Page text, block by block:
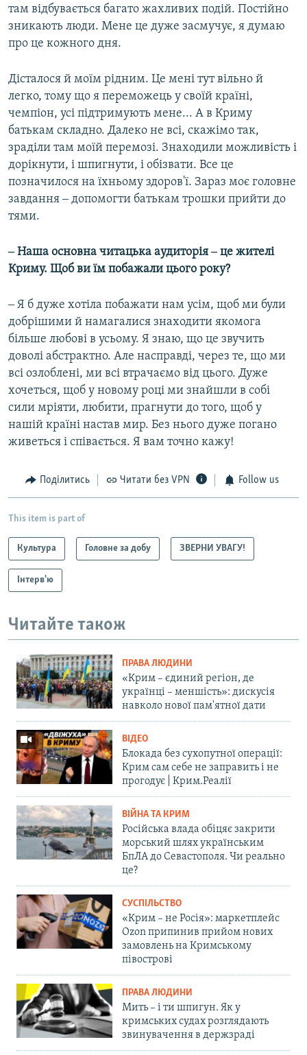
там відбувається багато жахливих подій. Постійно
зникають люди. Мене це дуже засмучує, я думаю
про це кожного дня.
Дісталося й моїм рідним. Це мені тут вільно й
легко, тому що я переможець у своїй країні,
чемпіон, усі підтримують мене... А в Криму
батькам складно. Далеко не всі, скажімо так,
зраділи там моїй перемозі. Знаходили можливість і
дорікнути, і шпигнути, і обізвати. Все це
позначилося на їхньому здоров'ї. Зараз моє головне
завдання ‒ допомогти батькам трошки прийти до
тями.
‒ Наша основна читацька аудиторія ‒ це жителі
Криму. Щоб ви їм побажали цього року?
‒ Я б дуже хотіла побажати нам усім, щоб ми були
добрішими й намагалися знаходити якомога
більше любові в усьому. Я знаю, що це звучить
доволі абстрактно. Але насправді, через те, що ми
всі озлоблені, ми всі втрачаємо від цього. Дуже
хочеться, щоб у новому році ми знайшли в собі
сили мріяти, любити, прагнути до того, щоб у
нашій країні настав мир. Без нього дуже погано
живеться і співається. Я вам точно кажу!
Поділитись Читати без VPN Follow us
This item is part of
Культура Головне за добу ЗВЕРНИ УВАГУ!
Інтерв'ю
Читайте також
ПРАВА ЛЮДИНИ
«Крим – єдиний регіон, де
українці – меншість»: дискусія
навколо нової пам'ятної дати
ВІДЕО
Блокада без сухопутної операції:
Крим сам себе не заправить і не
прогодує | Крим.Реалії
ВІЙНА ТА КРИМ
Російська влада обіцяє закрити
морський шлях українським
БпЛА до Севастополя. Чи реально
це?
СУСПІЛЬСТВО
«Крим – не Росія»: маркетплейс
Ozon припинив прийом нових
замовлень на Кримському
півострові
ПРАВА ЛЮДИНИ
Мить – і ти шпигун. Як у
кримських судах розглядають
звинувачення в держзраді